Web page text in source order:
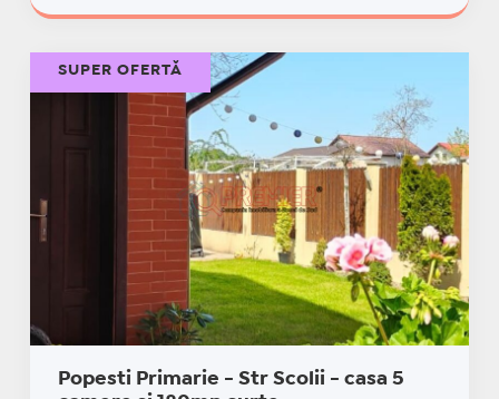
Popesti Primarie - Str Scolii - casa 5
SUPER OFERTĂ